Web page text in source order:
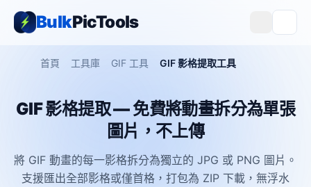
BulkPicTools
首頁 工具庫 GIF 工具 GIF 影格提取工具
GIF 影格提取 — 免費將動畫拆分為單張
圖片，不上傳
將 GIF 動畫的每一影格拆分為獨立的 JPG 或 PNG 圖片。
支援匯出全部影格或僅首格，打包為 ZIP 下載，無浮水